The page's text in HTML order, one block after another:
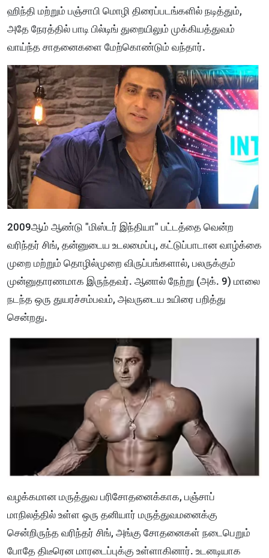
ஹிந்தி மற்றும் பஞ்சாபி மொழி திரைப்படங்களில் நடித்தும்,
அதே நேரத்தில் பாடி பில்டிங் துறையிலும் முக்கியத்துவம்
வாய்ந்த சாதனைகளை மேற்கொண்டும் வந்தார்.
2009ஆம் ஆண்டு "மிஸ்டர் இந்தியா" பட்டத்தை வென்ற
வரிந்தர் சிங், தன்னுடைய உடலமைப்பு, கட்டுப்பாடான வாழ்க்கை
முறை மற்றும் தொழில்முறை விருப்பங்களால், பலருக்கும்
முன்னுதாரணமாக இருந்தவர். ஆனால் நேற்று (அக். 9) மாலை
நடந்த ஒரு துயரச்சம்பவம், அவருடைய உயிரை பறித்து
சென்றது.
வழக்கமான மருத்துவ பரிசோதனைக்காக, பஞ்சாப்
மாநிலத்தில் உள்ள ஒரு தனியார் மருத்துவமனைக்கு
சென்றிருந்த வரிந்தர் சிங், அங்கு சோதனைகள் நடைபெறும்
போதே திடீரென மாரடைப்புக்கு உள்ளாகினார். உடனடியாக